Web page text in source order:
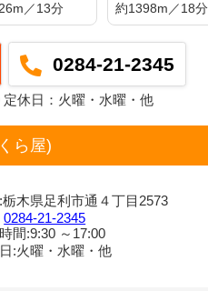
／13分
約1398m／18分
0284-21-2345
休日：火曜・水曜・他
ら屋)
木県足利市通４丁目2573
0284-21-2345
間:9:30 ～17:00
:火曜・水曜・他